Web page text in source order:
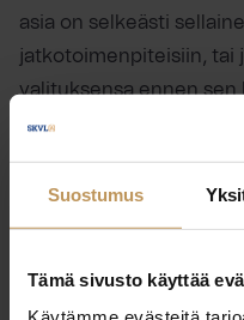
Suostumus
Tämä sivusto käyttää
asia on selkeästi
jatkotoimenpiteisiin, tai
valituksensa ennen
toiminnan
tai sellaisia valituksia,
tiedot eivät
kuitenkin arkistoidaan.